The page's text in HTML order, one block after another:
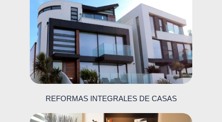
REFORMAS INTEGRALES DE CASAS